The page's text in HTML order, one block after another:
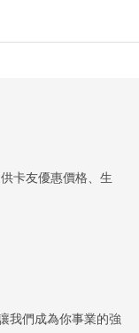
卡友優惠價格、生
我們成為你事業的強